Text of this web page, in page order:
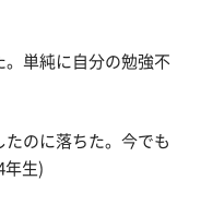
単純に自分の勉強不
のに落ちた。今でも
年生)